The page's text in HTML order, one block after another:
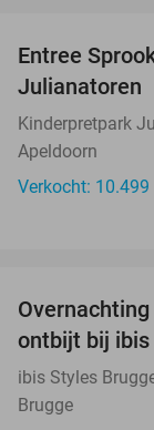
Entree
Julianatoren
Kinderpretpark
Apeldoorn
Verkocht: 10.499
ontbijt bij ibis
ibis Styles
Brugge